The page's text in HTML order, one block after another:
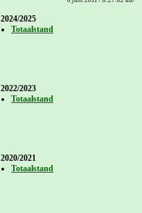
2024/2025
Totaalstand
2022/2023
Totaalstand
2020/2021
Totaalstand